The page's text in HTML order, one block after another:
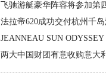
飞驰游艇豪华阵容将参加第
法拉帝620成功交付杭州千岛
JEANNEAU SUN
两大中国财团有意收购意大